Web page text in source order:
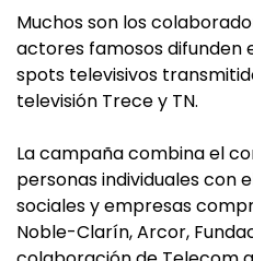
Muchos son los
actores famosos difunden
spots televisivos
televisión Trece y TN.
La campaña combina el
personas individuales con
sociales y empresas
Noble-Clarín, Arcor,